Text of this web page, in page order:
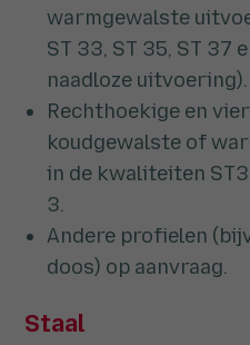
warmgewalste
ST 33, ST 35, ST 37
naadloze uitvoering).
Rechthoekige en
koudgewalste of
in de kwaliteiten
3.
Andere profielen
doos) op aanvraag.
Staal